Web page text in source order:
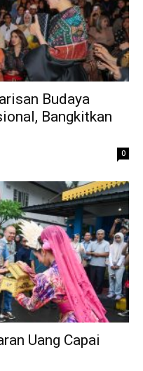
Budaya
Bangkitkan
0
Uang Capai